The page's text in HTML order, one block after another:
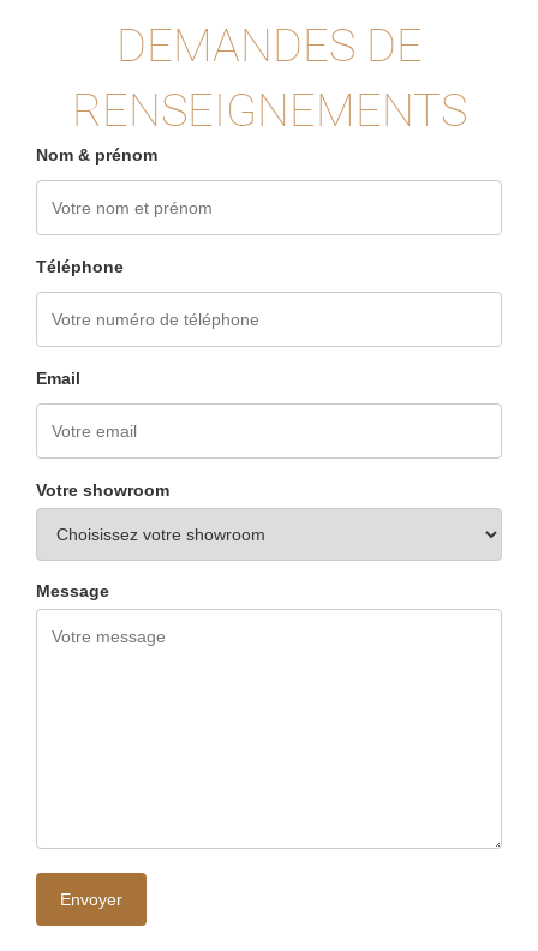
DEMANDES DE
RENSEIGNEMENTS
Nom & prénom
Téléphone
Email
Votre showroom
Message